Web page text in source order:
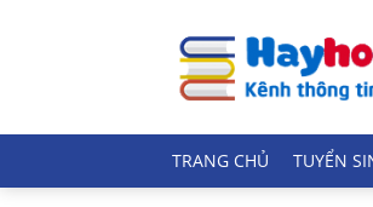
TRANG CHỦ TUYỂN